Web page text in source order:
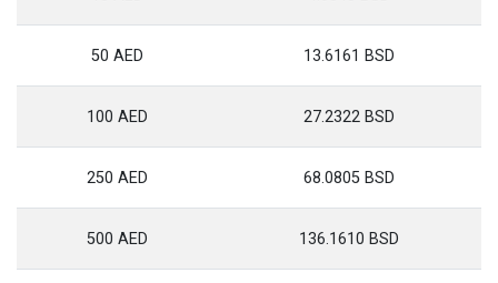
50 AED 13.6161 BSD
100 AED 27.2322 BSD
250 AED 68.0805 BSD
500 AED 136.1610 BSD